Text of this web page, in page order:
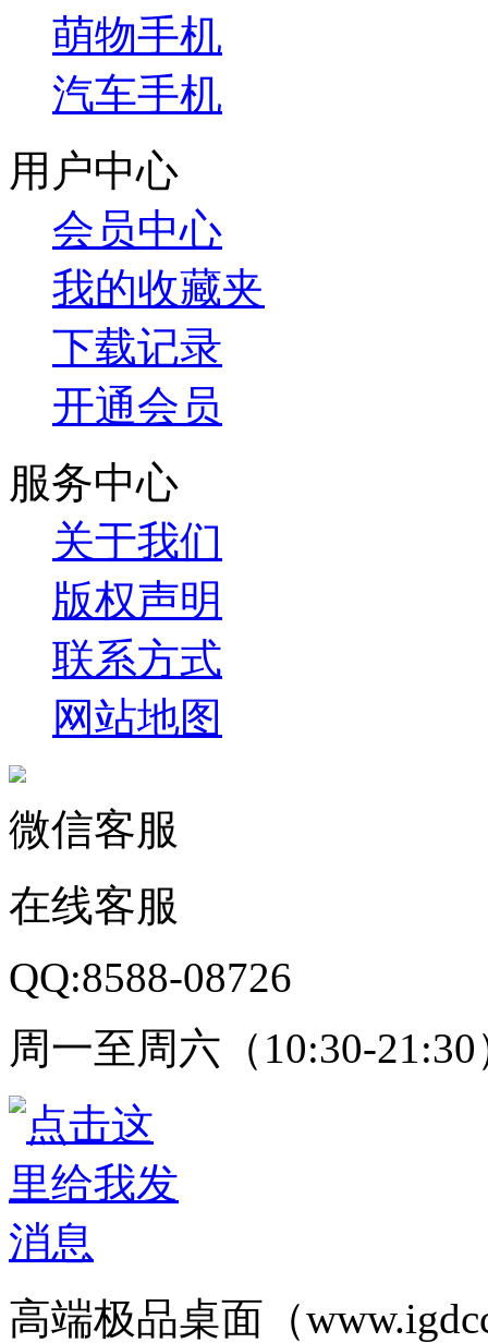
萌物手机
汽车手机
用户中心
会员中心
我的收藏夹
下载记录
开通会员
服务中心
关于我们
版权声明
联系方式
网站地图
微信客服
在线客服
QQ:8588-08726
周一至周六（10:30-21:30
高端极品桌面（